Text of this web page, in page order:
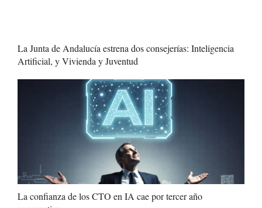
La Junta de Andalucía estrena dos consejerías: Inteligencia
Artificial, y Vivienda y Juventud
La confianza de los CTO en IA cae por tercer año